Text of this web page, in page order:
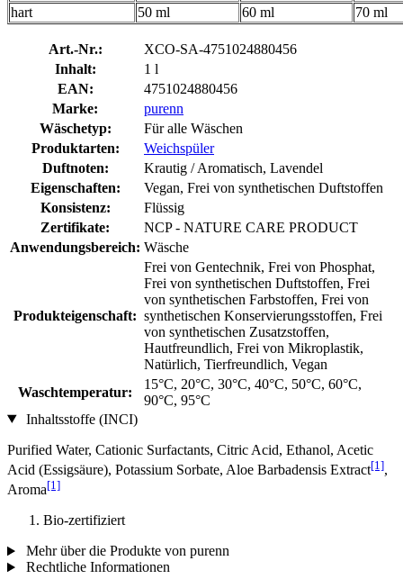
hart
50 ml 60 ml 70 ml
Art.-Nr.:
XCO-SA-4751024880456
Inhalt:
1 l
EAN:
4751024880456
Marke:
purenn
Wäschetyp:
Für alle Wäschen
Produktarten:
Weichspüler
Duftnoten:
Krautig / Aromatisch, Lavendel
Eigenschaften:
Vegan, Frei von synthetischen Duftstoffen
Konsistenz:
Flüssig
Zertifikate:
NCP - NATURE CARE PRODUCT
Anwendungsbereich: Wäsche
Produkteigenschaft:
Frei von Gentechnik, Frei von Phosphat,
Frei von synthetischen Duftstoffen, Frei
von synthetischen Farbstoffen, Frei von
synthetischen Konservierungsstoffen, Frei
von synthetischen Zusatzstoffen,
Hautfreundlich, Frei von Mikroplastik,
Natürlich, Tierfreundlich, Vegan
Waschtemperatur:
15°C, 20°C, 30°C, 40°C, 50°C, 60°C,
90°C, 95°C
Inhaltsstoffe (INCI)
Purified Water, Cationic Surfactants, Citric Acid, Ethanol, Acetic
Acid (Essigsäure), Potassium Sorbate, Aloe Barbadensis Extract[1],
Aroma[1]
Bio-zertifiziert
Mehr über die Produkte von purenn
Rechtliche Informationen